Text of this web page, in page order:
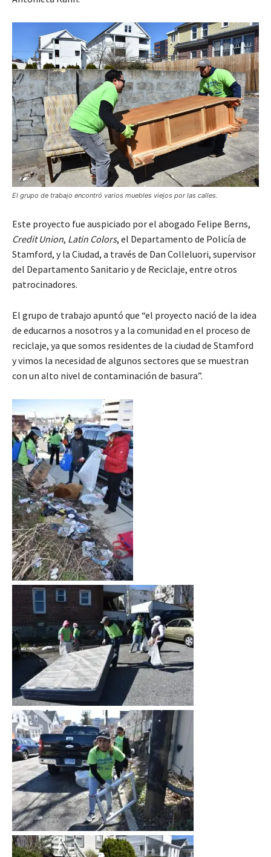
El grupo de trabajo encontró varios muebles viejos por las calles.
Este proyecto fue auspiciado por el abogado Felipe Berns,
Credit Union, Latin Colors, el Departamento de Policía de
Stamford, y la Ciudad, a través de Dan Colleluori, supervisor
del Departamento Sanitario y de Reciclaje, entre otros
patrocinadores.
El grupo de trabajo apuntó que “el proyecto nació de la idea
de educarnos a nosotros y a la comunidad en el proceso de
reciclaje, ya que somos residentes de la ciudad de Stamford
y vimos la necesidad de algunos sectores que se muestran
con un alto nivel de contaminación de basura”.